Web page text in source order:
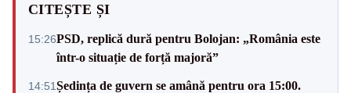
CITEȘTE ȘI
15:26PSD, replică dură pentru Bolojan: „România este
într-o situație de forță majoră”
14:51Ședința de guvern se amână pentru ora 15:00.